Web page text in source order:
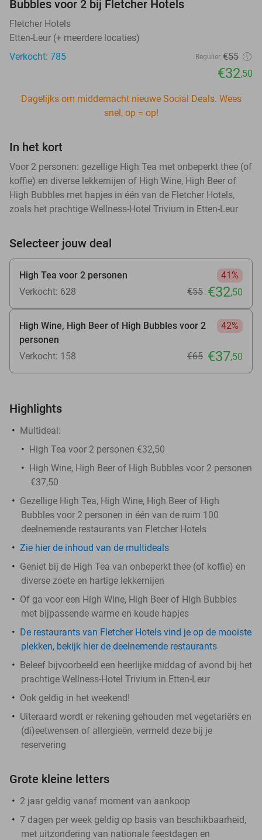
Bubbles voor 2 bij Fletcher Hotels
Fletcher Hotels
Etten-Leur (+ meerdere locaties)
Verkocht: 785
Regulier €55
€32,50
Dagelijks om middernacht nieuwe Social Deals. Wees
snel, op = op!
In het kort
Voor 2 personen: gezellige High Tea met onbeperkt thee (of
koffie) en diverse lekkernijen of High Wine, High Beer of
High Bubbles met hapjes in één van de Fletcher Hotels,
zoals het prachtige Wellness-Hotel Trivium in Etten-Leur
Selecteer jouw deal
High Tea voor 2 personen
41%
Verkocht: 628
€55 €32,50
High Wine, High Beer of High Bubbles voor 2
personen
42%
Verkocht: 158 €65 €37,50
Highlights
Multideal:
High Tea voor 2 personen €32,50
High Wine, High Beer of High Bubbles voor 2 personen
€37,50
Gezellige High Tea, High Wine, High Beer of High
Bubbles voor 2 personen in één van de ruim 100
deelnemende restaurants van Fletcher Hotels
Zie hier de inhoud van de multideals
Geniet bij de High Tea van onbeperkt thee (of koffie) en
diverse zoete en hartige lekkernijen
Of ga voor een High Wine, High Beer of High Bubbles
met bijpassende warme en koude hapjes
De restaurants van Fletcher Hotels vind je op de mooiste
plekken, bekijk hier de deelnemende restaurants
Beleef bijvoorbeeld een heerlijke middag of avond bij het
prachtige Wellness-Hotel Trivium in Etten-Leur
Ook geldig in het weekend!
Uiteraard wordt er rekening gehouden met vegetariërs en
(di)eetwensen of allergieën, vermeld deze bij je
reservering
Grote kleine letters
2 jaar geldig vanaf moment van aankoop
7 dagen per week geldig op basis van beschikbaarheid,
met uitzondering van nationale feestdagen en